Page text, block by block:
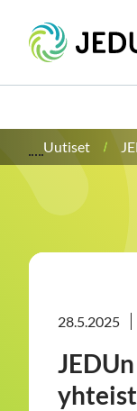
sisältöön
Etusivu
Uutiset
28.5.2025